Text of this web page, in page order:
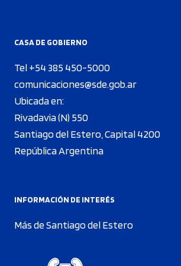
CASA DE GOBIERNO
Tel +54 385 450-5000
comunicaciones@sde.gob.ar
Ubicada en:
Rivadavia (N) 550
Santiago del Estero, Capital 4200
República Argentina
INFORMACIÓN DE INTERÉS
Más de Santiago del Estero